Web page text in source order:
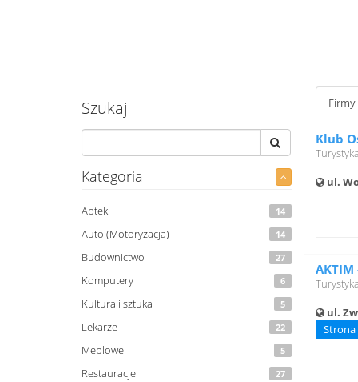
Szukaj
Kategoria
Apteki 14
Auto (Motoryzacja) 14
Budownictwo 27
Komputery 6
Kultura i sztuka 5
Lekarze 22
Meblowe 5
Restauracje 27
Firmy
Klub
ul.
ul.